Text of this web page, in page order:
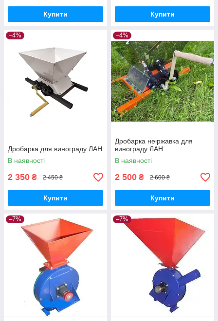
Купити Купити
–4%
Дробарка для винограду ЛАН
В наявності
2 350 ₴ 2 450 ₴
Купити
–4%
Дробарка неіржавка для
винограду ЛАН
В наявності
2 500 ₴ 2 600 ₴
Купити
–7% –7%